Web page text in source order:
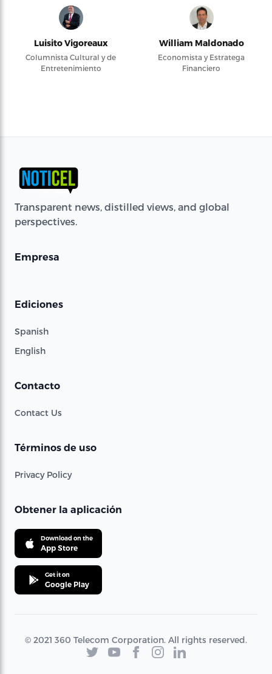
Luisito Vigoreaux
Columnista Cultural y de
Entretenimiento
William Maldonado
Economista y Estratega
Financiero
Transparent news, distilled views, and global
perspectives.
Empresa
Ediciones
Spanish
English
Contacto
Contact Us
Términos de uso
Privacy Policy
Obtener la aplicación
Download on the
App Store
Get it on
Google Play
© 2021 360 Telecom Corporation. All rights reserved.